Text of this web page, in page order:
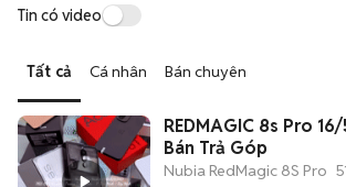
Tin có video
Tất cả Cá nhân Bán chuyên
REDMAGIC 8s Pro
Bán Trả Góp
Nubia RedMagic 8S Pro